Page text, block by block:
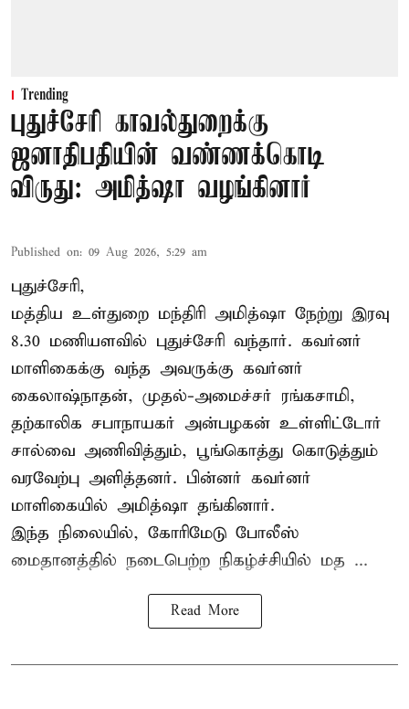
Trending
புதுச்சேரி காவல்துறைக்கு
ஜனாதிபதியின் வண்ணக்கொடி
விருது: அமித்ஷா வழங்கினார்
Published on: 09 Aug 2026, 5:29 am
புதுச்சேரி,
மத்திய உள்துறை மந்திரி அமித்ஷா நேற்று இரவு
8.30 மணியளவில் புதுச்சேரி வந்தார். கவர்னர்
மாளிகைக்கு வந்த அவருக்கு கவர்னர்
கைலாஷ்நாதன், முதல்-அமைச்சர் ரங்கசாமி,
தற்காலிக சபாநாயகர் அன்பழகன் உள்ளிட்டோர்
சால்வை அணிவித்தும், பூங்கொத்து கொடுத்தும்
வரவேற்பு அளித்தனர். பின்னர் கவர்னர்
மாளிகையில் அமித்ஷா தங்கினார்.
இந்த நிலையில், கோரிமேடு போலீஸ்
மைதானத்தில் நடைபெற்ற நிகழ்ச்சியில் மத ...
Read More